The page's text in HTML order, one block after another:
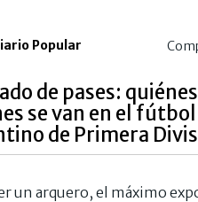
Popular
de pases:
se van en el fútbol
de Primera
un arquero, el máximo